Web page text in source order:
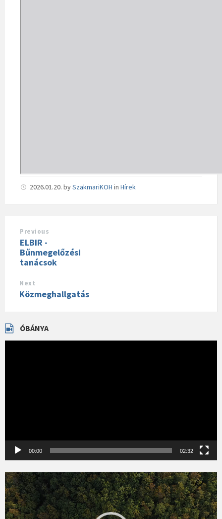
2026.01.20. bySzakmariKOH in Hírek
Previous
ELBIR -
Bűnmegelőzési
tanácsok
Next
Közmeghallgatás
ÓBÁNYA
00:00 02:32
Videólejátszó